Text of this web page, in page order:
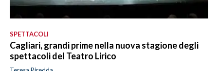
SPETTACOLI
Cagliari, grandi prime nella nuova stagione degli
spettacoli del Teatro Lirico